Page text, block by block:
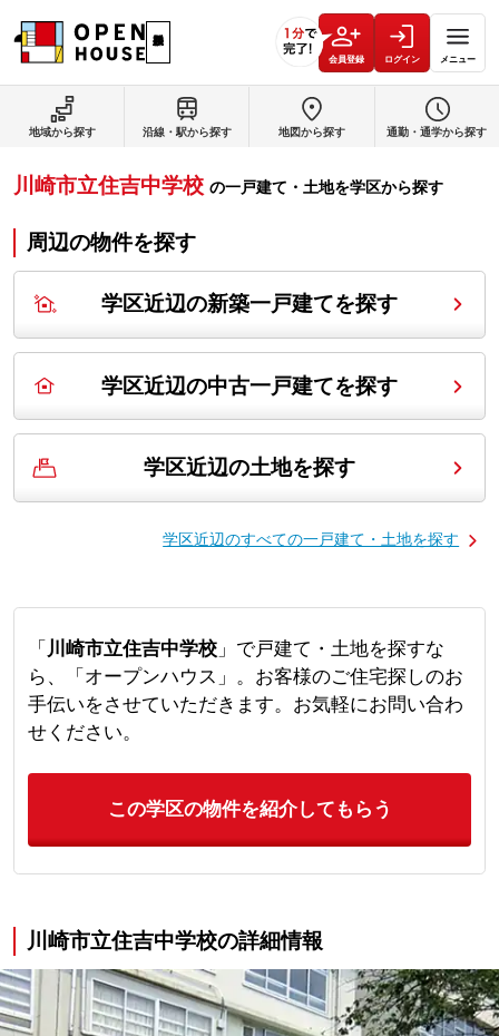
会員登録 ログイン メニュー
地域から探す 沿線・駅から探す 地図から探す 通勤・通学から探す
川崎市立住吉中学校 の一戸建て・土地を学区から探す
周辺の物件を探す
学区近辺の新築一戸建てを探す
学区近辺の中古一戸建てを探す
学区近辺の土地を探す
学区近辺のすべての一戸建て・土地を探す
「 川崎市立住吉中学校」で戸建て・土地を探すな
ら、「オープンハウス」。お客様のご住宅探しのお
手伝いをさせていただきます。お気軽にお問い合わ
せください。
この学区の物件を紹介してもらう
川崎市立住吉中学校の詳細情報